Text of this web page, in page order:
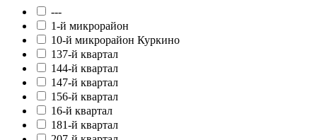
---
1-й микрорайон
10-й микрорайон Куркино
137-й квартал
144-й квартал
147-й квартал
156-й квартал
16-й квартал
181-й квартал